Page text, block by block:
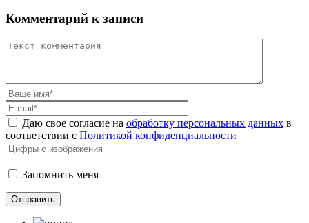
Комментарий к записи
Даю свое согласие на обработку персональных данных в
соответствии с Политикой конфиденциальности
Запомнить меня